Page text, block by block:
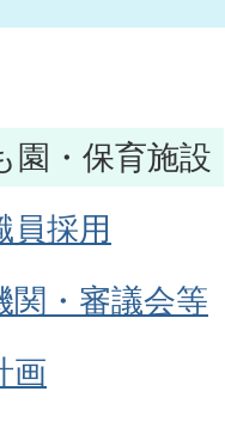
園・保育施設
員採用
関・審議会等
画